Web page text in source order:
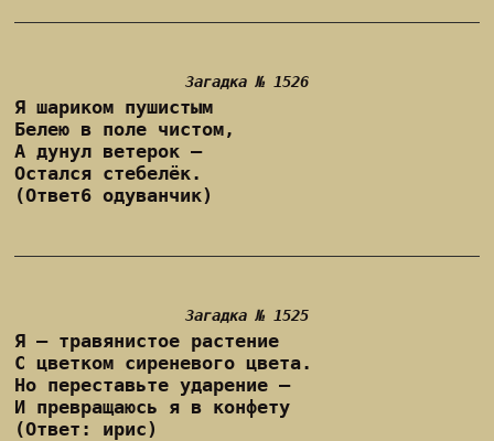
Загадка № 1526
Я шариком пушистым
Белею в поле чистом,
А дунул ветерок —
Остался стебелёк.
(Ответ6 одуванчик)
Загадка № 1525
Я — травянистое растение
С цветком сиреневого цвета.
Но переставьте ударение —
И превращаюсь я в конфету
(Ответ: ирис)